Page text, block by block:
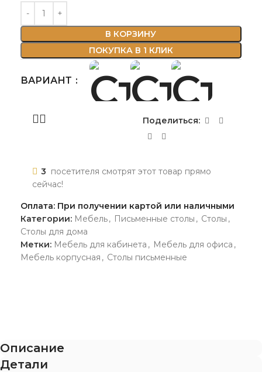
В КОРЗИНУ
ПОКУПКА В 1 КЛИК
ВАРИАНТ
Поделиться:
3 посетителя смотрят этот товар прямо
сейчас!
Оплата: При получении картой или наличными
Категории: Мебель, Письменные столы , Столы ,
Столы для дома
Метки: Мебель для кабинета , Мебель для офиса ,
Мебель корпусная , Столы письменные
Описание
Детали